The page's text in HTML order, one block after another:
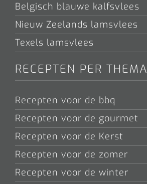
Belgisch blauwe kalfsvlees
Nieuw Zeelands lamsvlees
Texels lamsvlees
RECEPTEN PER THEMA
Recepten voor de bbq
Recepten voor de gourmet
Recepten voor de Kerst
Recepten voor de zomer
Recepten voor de winter